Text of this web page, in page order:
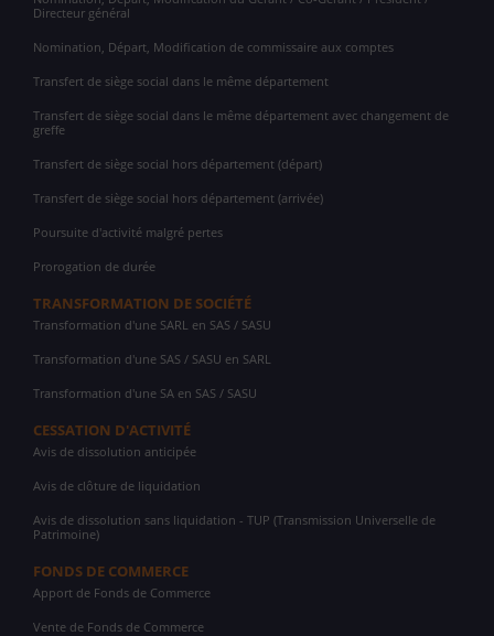
Directeur général
Nomination, Départ, Modification de commissaire aux comptes
Transfert de siège social dans le même département
Transfert de siège social dans le même département avec changement de
greffe
Transfert de siège social hors département (départ)
Transfert de siège social hors département (arrivée)
Poursuite d'activité malgré pertes
Prorogation de durée
TRANSFORMATION DE SOCIÉTÉ
Transformation d'une SARL en SAS / SASU
Transformation d'une SAS / SASU en SARL
Transformation d'une SA en SAS / SASU
CESSATION D'ACTIVITÉ
Avis de dissolution anticipée
Avis de clôture de liquidation
Avis de dissolution sans liquidation - TUP (Transmission Universelle de
Patrimoine)
FONDS DE COMMERCE
Apport de Fonds de Commerce
Vente de Fonds de Commerce